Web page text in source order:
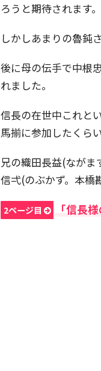
ろうと期待されます。
しかしあまりの魯鈍
後に母の伝手で中根
れました。
信長の在世中これと
馬揃に参加したくらい
兄の織田長益(なが
信弌(のぶかず。本橋
2ページ目 「信長